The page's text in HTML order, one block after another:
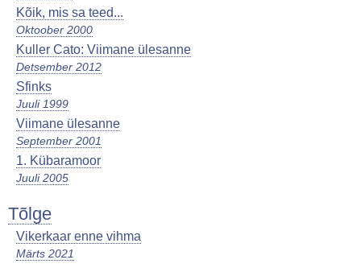
Kõik, mis sa teed...
Oktoober 2000
Kuller Cato: Viimane ülesanne
Detsember 2012
Sfinks
Juuli 1999
Viimane ülesanne
September 2001
1. Kübaramoor
Juuli 2005
Tõlge
Vikerkaar enne vihma
Märts 2021